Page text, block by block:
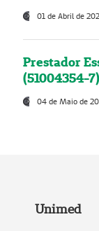
01 de Abril de
Prestador
(51004354-7)
04 de Maio de
Unimed